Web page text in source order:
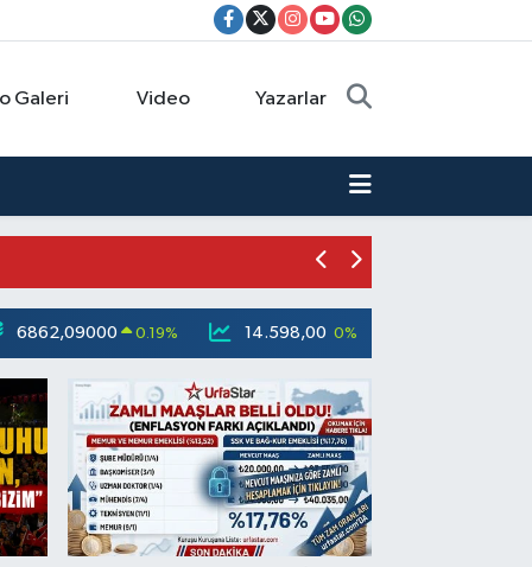
Galeri Video Yazarlar
6862,09000 0.19% 14.598,00 0%